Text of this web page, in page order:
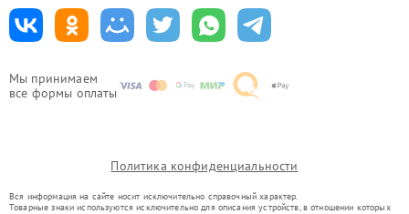
Мы принимаем
все формы оплаты
Политика конфиденциальности
Вся информация на сайте носит исключительно справочный характер.
Товарные знаки используются исключительно для описания устройств, в отношении которых